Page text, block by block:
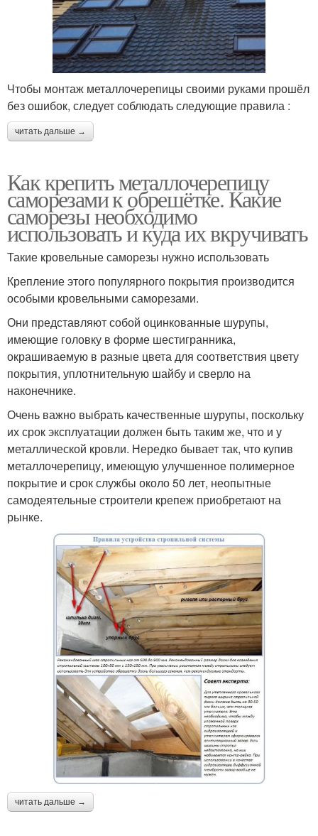
Чтобы монтаж металлочерепицы своими руками прошёл
без ошибок, следует соблюдать следующие правила :
читать дальше →
Как крепить металлочерепицу
саморезами к обрешётке. Какие
саморезы необходимо
использовать и куда их вкручивать
Такие кровельные саморезы нужно использовать
Крепление этого популярного покрытия производится
особыми кровельными саморезами.
Они представляют собой оцинкованные шурупы,
имеющие головку в форме шестигранника,
окрашиваемую в разные цвета для соответствия цвету
покрытия, уплотнительную шайбу и сверло на
наконечнике.
Очень важно выбрать качественные шурупы, поскольку
их срок эксплуатации должен быть таким же, что и у
металлической кровли. Нередко бывает так, что купив
металлочерепицу, имеющую улучшенное полимерное
покрытие и срок службы около 50 лет, неопытные
самодеятельные строители крепеж приобретают на
рынке.
читать дальше →